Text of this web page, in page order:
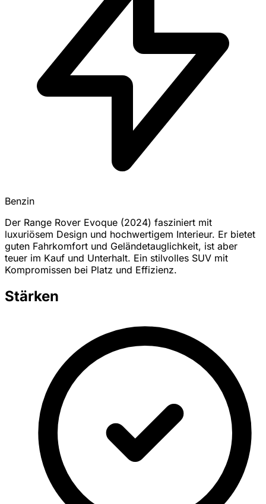
Benzin
Der Range Rover Evoque (2024) fasziniert mit
luxuriösem Design und hochwertigem Interieur. Er bietet
guten Fahrkomfort und Geländetauglichkeit, ist aber
teuer im Kauf und Unterhalt. Ein stilvolles SUV mit
Kompromissen bei Platz und Effizienz.
Stärken